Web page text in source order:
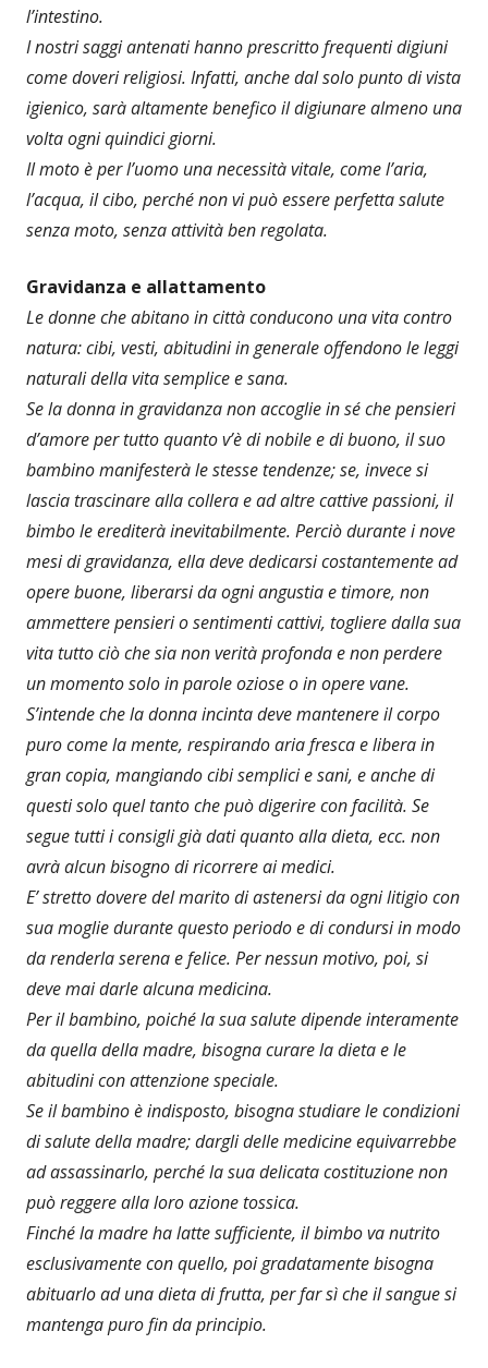
l’intestino.
I nostri saggi antenati hanno prescritto frequenti digiuni
come doveri religiosi. Infatti, anche dal solo punto di vista
igienico, sarà altamente benefico il digiunare almeno una
volta ogni quindici giorni.
Il moto è per l’uomo una necessità vitale, come l’aria,
l’acqua, il cibo, perché non vi può essere perfetta salute
senza moto, senza attività ben regolata.
Gravidanza e allattamento
Le donne che abitano in città conducono una vita contro
natura: cibi, vesti, abitudini in generale offendono le leggi
naturali della vita semplice e sana.
Se la donna in gravidanza non accoglie in sé che pensieri
d’amore per tutto quanto v’è di nobile e di buono, il suo
bambino manifesterà le stesse tendenze; se, invece si
lascia trascinare alla collera e ad altre cattive passioni, il
bimbo le erediterà inevitabilmente. Perciò durante i nove
mesi di gravidanza, ella deve dedicarsi costantemente ad
opere buone, liberarsi da ogni angustia e timore, non
ammettere pensieri o sentimenti cattivi, togliere dalla sua
vita tutto ciò che sia non verità profonda e non perdere
un momento solo in parole oziose o in opere vane.
S’intende che la donna incinta deve mantenere il corpo
puro come la mente, respirando aria fresca e libera in
gran copia, mangiando cibi semplici e sani, e anche di
questi solo quel tanto che può digerire con facilità. Se
segue tutti i consigli già dati quanto alla dieta, ecc. non
avrà alcun bisogno di ricorrere ai medici.
E’ stretto dovere del marito di astenersi da ogni litigio con
sua moglie durante questo periodo e di condursi in modo
da renderla serena e felice. Per nessun motivo, poi, si
deve mai darle alcuna medicina.
Per il bambino, poiché la sua salute dipende interamente
da quella della madre, bisogna curare la dieta e le
abitudini con attenzione speciale.
Se il bambino è indisposto, bisogna studiare le condizioni
di salute della madre; dargli delle medicine equivarrebbe
ad assassinarlo, perché la sua delicata costituzione non
può reggere alla loro azione tossica.
Finché la madre ha latte sufficiente, il bimbo va nutrito
esclusivamente con quello, poi gradatamente bisogna
abituarlo ad una dieta di frutta, per far sì che il sangue si
mantenga puro fin da principio.